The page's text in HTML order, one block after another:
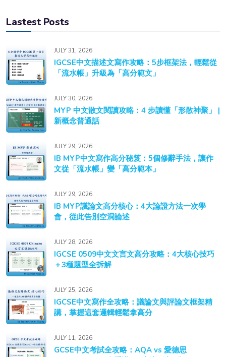
Lastest Posts
JULY 31, 2026
IGCSE中文描述文寫作攻略：5步框架法，輕鬆從
「流水帳」升級為「高分範文」
JULY 30, 2026
MYP 中文散文閱讀攻略：4 步讀懂「形散神聚」 |
新概念普通話
JULY 29, 2026
IB MYP中文寫作高分秘笈：5個修辭手法，讓作
文從「流水帳」變「高分範本」
JULY 29, 2026
IB MYP議論文高分核心：4大論證方法一次學
會，從此告別空洞論述
JULY 28, 2026
IGCSE 0509中文文言文高分攻略：4大核心技巧
＋3種題型全拆解
JULY 25, 2026
IGCSE中文寫作全攻略：議論文與評論文框架精
講，掌握這套邏輯輕鬆拿高分
JULY 11, 2026
GCSE中文考試全攻略：AQA vs 愛德思